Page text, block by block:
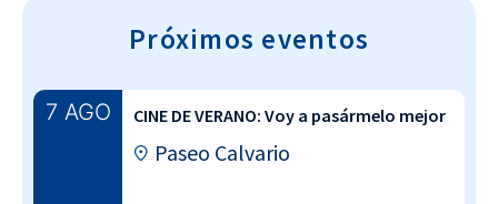
Próximos eventos
7 AGO CINE DE VERANO: Voy a pasármelo mejor
Paseo Calvario